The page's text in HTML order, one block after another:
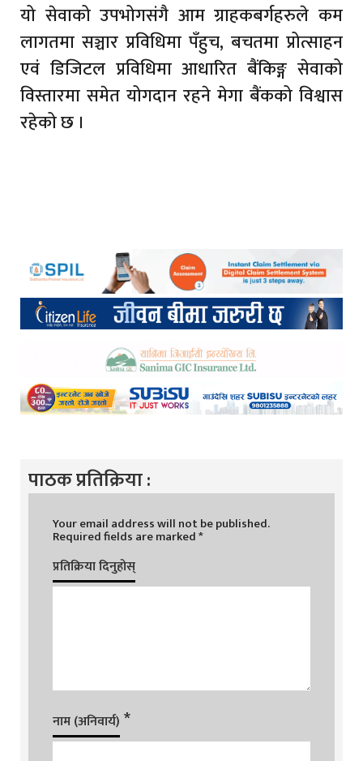
यो सेवाको उपभोगसंगै आम ग्राहकबर्गहरुले कम
लागतमा सञ्चार प्रविधिमा पँहुच, बचतमा प्रोत्साहन
एवं डिजिटल प्रविधिमा आधारित बैंकिङ्ग सेवाको
विस्तारमा समेत योगदान रहने मेगा बैंकको विश्वास
रहेको छ ।
पाठक प्रतिक्रिया :
Your email address will not be published.
Required fields are marked*
प्रतिक्रिया दिनुहोस्
नाम (अनिवार्य) *